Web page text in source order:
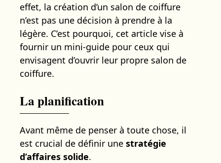
effet, la création d’un salon de coiffure
n’est pas une décision à prendre à la
légère. C’est pourquoi, cet article vise à
fournir un mini-guide pour ceux qui
envisagent d’ouvrir leur propre salon de
coiffure.
La planification
Avant même de penser à toute chose, il
est crucial de définir une stratégie
d’affaires solide.